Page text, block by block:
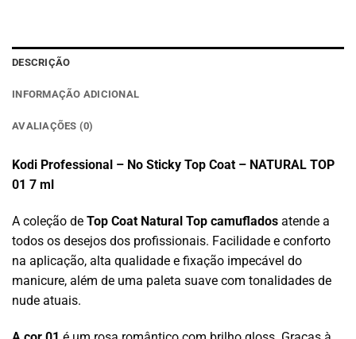
DESCRIÇÃO
INFORMAÇÃO ADICIONAL
AVALIAÇÕES (0)
Kodi Professional – No Sticky Top Coat – NATURAL TOP
01 7 ml
A coleção de Top Coat Natural Top camuflados atende a
todos os desejos dos profissionais. Facilidade e conforto
na aplicação, alta qualidade e fixação impecável do
manicure, além de uma paleta suave com tonalidades de
nude atuais.